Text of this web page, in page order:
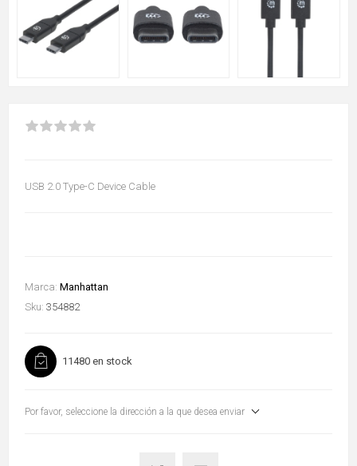
USB 2.0 Type-C Device Cable
Marca: Manhattan
Sku: 354882
11480 en stock
Por favor, seleccione la dirección a la que desea enviar